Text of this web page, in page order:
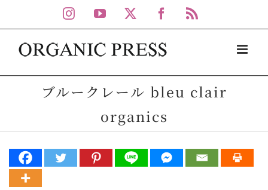
to
content
Instagram
YouTube Facebook
ブルークレール bleu clair
organics